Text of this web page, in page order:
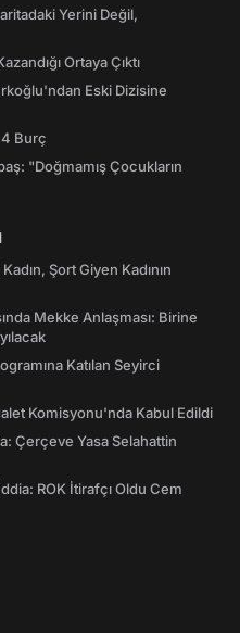
Yerini Değil,
Ortaya Çıktı
Eski Dizisine
4 Burç
"Doğmamış Çocukların
Şort Giyen Kadının
Mekke Anlaşması: Birine
Katılan Seyirci
Komisyonu'nda Kabul Edildi
Çerçeve Yasa Selahattin
ROK İtirafçı Oldu Cem